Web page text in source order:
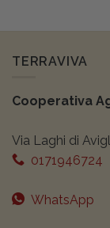
TERRAVIVA
Cooperativa
Via Laghi di
0171946724
WhatsApp